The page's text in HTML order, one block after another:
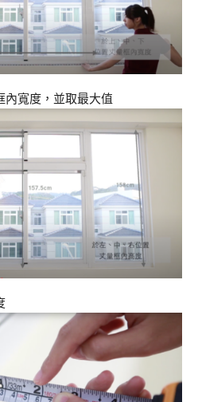
內寬度，並取最大值